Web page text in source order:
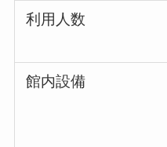
利用人数
館内設備